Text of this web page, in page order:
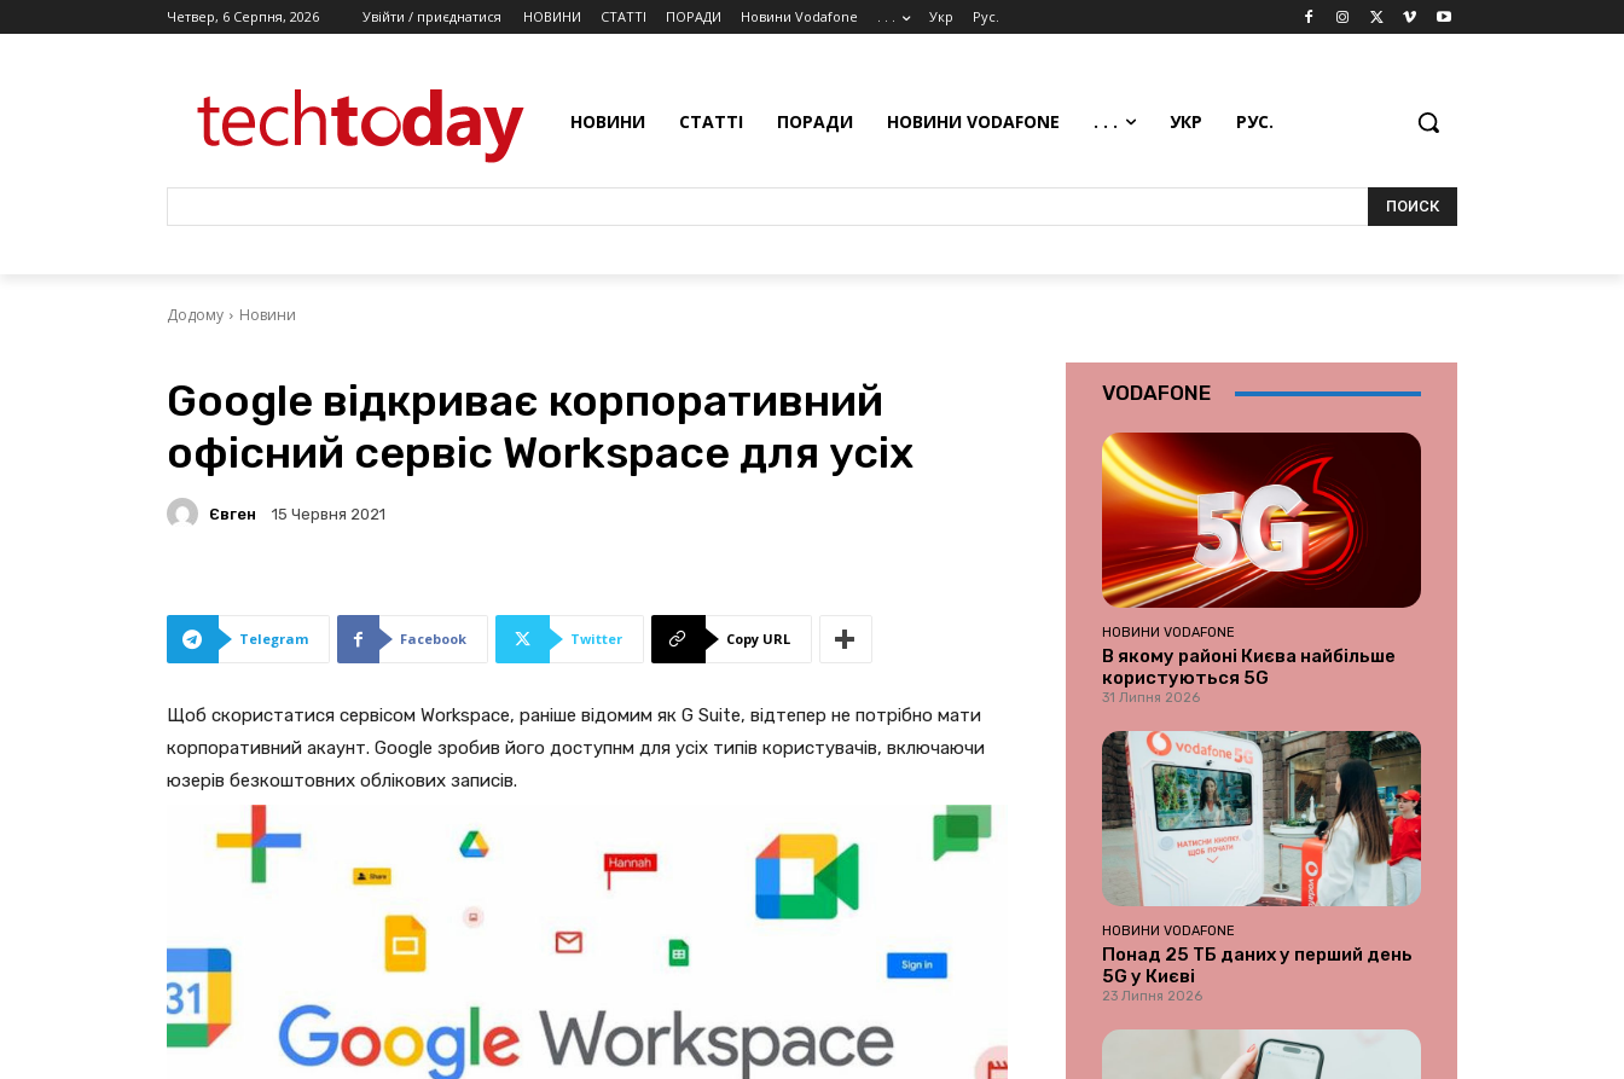
Четвер, 6 Серпня, 2026 Увійти / приєднатися НОВИНИ СТАТТІ ПОРАДИ Новини Vodafone . . . Укр Рус.
НОВИНИ СТАТТІ ПОРАДИ НОВИНИ VODAFONE . . . УКР РУС.
ПОИСК
Додому Новини
Google відкриває корпоративний
офісний сервіс Workspace для усіх
Євген 15 Червня 2021
Telegram Facebook Twitter Copy URL
Щоб скористатися сервісом Workspace, раніше відомим як G Suite, відтепер не потрібно мати
корпоративний акаунт. Google зробив його доступнм для усіх типів користувачів, включаючи
юзерів безкоштовних облікових записів.
VODAFONE
НОВИНИ VODAFONE
В якому районі Києва найбільше
користуються 5G
31 Липня 2026
НОВИНИ VODAFONE
Понад 25 ТБ даних у перший день
5G у Києві
23 Липня 2026